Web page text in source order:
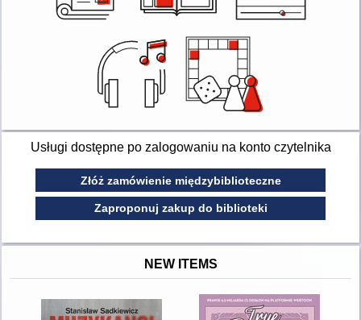
Usługi dostępne po zalogowaniu na konto czytelnika
Złóż zamówienie międzybiblioteczne
Zaproponuj zakup do biblioteki
NEW ITEMS